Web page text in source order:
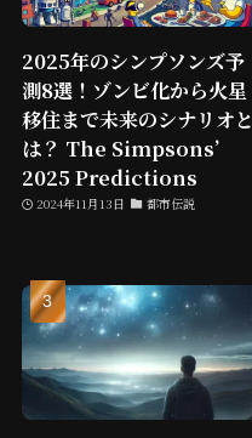
2025年のシンプソンズ予
測8選！ゾンビ化から火星
移住まで未来のシナリオと
は？ The Simpsons’
2025 Predictions
2024年11月13日 都市伝説